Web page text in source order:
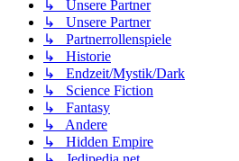
↳ Unsere Partner
↳ Unsere Partner
↳ Partnerrollenspiele
↳ Historie
↳ Endzeit/Mystik/Dark
↳ Science Fiction
↳ Fantasy
↳ Andere
↳ Hidden Empire